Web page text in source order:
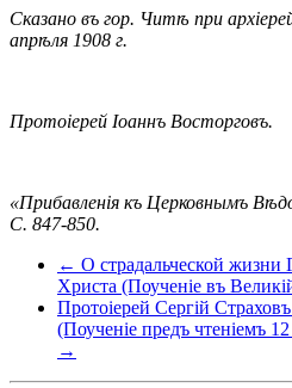
Сказано въ гор. Читѣ при
апрѣля 1908 г.
Протоіерей Iоаннъ Восторговъ.
«Прибавленія къ Церковнымъ
С. 847-850.
← О страдальческой жизни
Христа (Поученіе въ
Протоіерей Сергій
(Поученіе предъ чтеніемъ
→